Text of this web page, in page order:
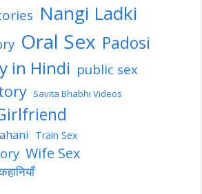
Nangi Ladki
Oral Sex Padosi
in Hindi public sex
Savita Bhabhi Videos
Train Sex
Wife Sex